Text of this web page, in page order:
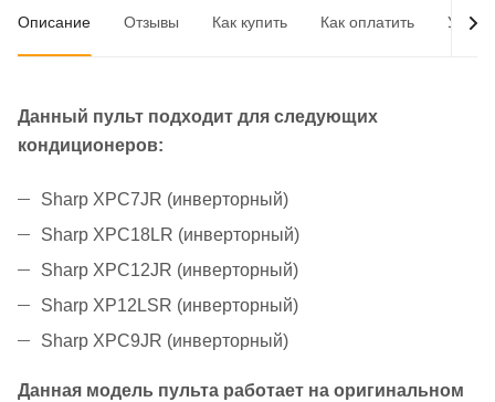
Описание Отзывы Как купить Как оплатить
Данный пульт подходит для следующих
кондиционеров:
Sharp XPC7JR (инверторный)
Sharp XPC18LR (инверторный)
Sharp XPC12JR (инверторный)
Sharp XP12LSR (инверторный)
Sharp XPC9JR (инверторный)
Данная модель пульта работает на оригинальном